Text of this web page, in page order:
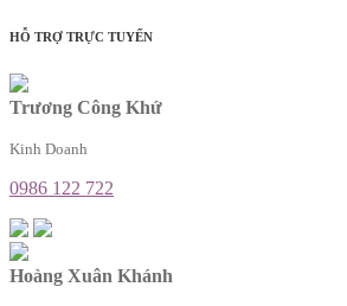
HỖ TRỢ TRỰC TUYẾN
Trương Công Khứ
Kinh Doanh
0986 122 722
Hoàng Xuân Khánh